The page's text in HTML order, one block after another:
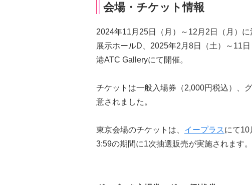
会場・チケット情報
2024年11月25日（月）～12月2日（月）
展示ホールD、2025年2月8日（土）～11
港ATC Galleryにて開催。
チケットは一般入場券（2,000円税込）、
意されました。
東京会場のチケットは、 イープラスにて10
3:59の期間に1次抽選販売が実施されます。